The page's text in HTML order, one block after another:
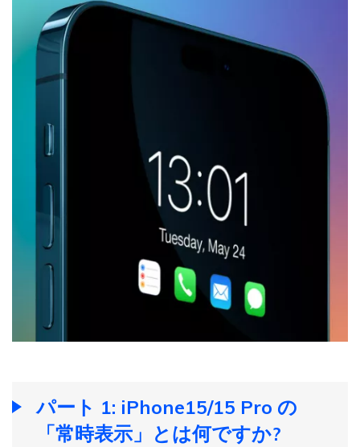
パート 1: iPhone15/15 Pro の
「常時表示」とは何ですか?